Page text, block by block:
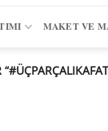
MAKET VE